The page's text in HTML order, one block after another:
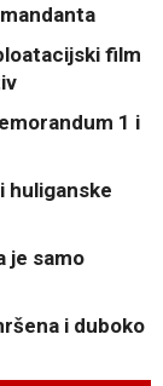
film
1 i
huliganske
je samo
i duboko